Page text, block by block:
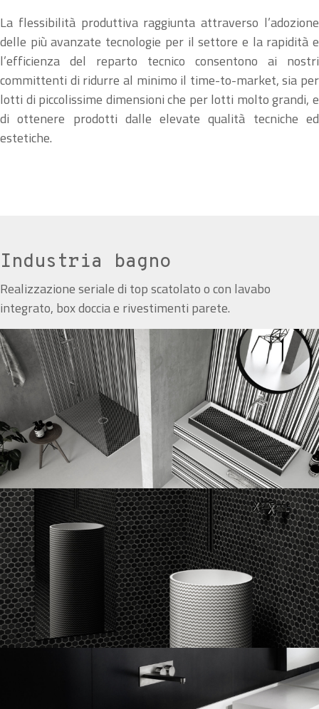
La flessibilità produttiva raggiunta attraverso l’adozione
delle più avanzate tecnologie per il settore e la rapidità e
l’efficienza del reparto tecnico consentono ai nostri
committenti di ridurre al minimo il time-to-market, sia per
lotti di piccolissime dimensioni che per lotti molto grandi, e
di ottenere prodotti dalle elevate qualità tecniche ed
estetiche.
Industria bagno
Realizzazione seriale di top scatolato o con lavabo
integrato, box doccia e rivestimenti parete.